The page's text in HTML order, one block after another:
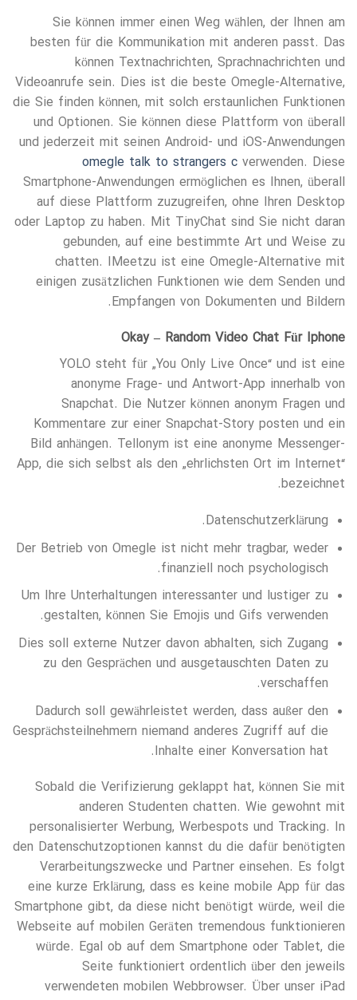
Sie können immer einen Weg wählen, der Ihnen am
besten für die Kommunikation mit anderen passt. Das
können Textnachrichten, Sprachnachrichten und
Videoanrufe sein. Dies ist die beste Omegle-Alternative,
die Sie finden können, mit solch erstaunlichen Funktionen
und Optionen. Sie können diese Plattform von überall
und jederzeit mit seinen Android- und iOS-Anwendungen
omegle talk to strangers c verwenden. Diese
Smartphone-Anwendungen ermöglichen es Ihnen, überall
auf diese Plattform zuzugreifen, ohne Ihren Desktop
oder Laptop zu haben. Mit TinyChat sind Sie nicht daran
gebunden, auf eine bestimmte Art und Weise zu
chatten. IMeetzu ist eine Omegle-Alternative mit
einigen zusätzlichen Funktionen wie dem Senden und
Empfangen von Dokumenten und Bildern.
Okay – Random Video Chat Für Iphone
YOLO steht für „You Only Live Once“ und ist eine
anonyme Frage- und Antwort-App innerhalb von
Snapchat. Die Nutzer können anonym Fragen und
Kommentare zur einer Snapchat-Story posten und ein
Bild anhängen. Tellonym ist eine anonyme Messenger-
App, die sich selbst als den „ehrlichsten Ort im Internet“
bezeichnet.
Datenschutzerklärung.
Der Betrieb von Omegle ist nicht mehr tragbar, weder
finanziell noch psychologisch.
Um Ihre Unterhaltungen interessanter und lustiger zu
gestalten, können Sie Emojis und Gifs verwenden.
Dies soll externe Nutzer davon abhalten, sich Zugang
zu den Gesprächen und ausgetauschten Daten zu
verschaffen.
Dadurch soll gewährleistet werden, dass außer den
Gesprächsteilnehmern niemand anderes Zugriff auf die
Inhalte einer Konversation hat.
Sobald die Verifizierung geklappt hat, können Sie mit
anderen Studenten chatten. Wie gewohnt mit
personalisierter Werbung, Werbespots und Tracking. In
den Datenschutzoptionen kannst du die dafür benötigten
Verarbeitungszwecke und Partner einsehen. Es folgt
eine kurze Erklärung, dass es keine mobile App für das
Smartphone gibt, da diese nicht benötigt würde, weil die
Webseite auf mobilen Geräten tremendous funktionieren
würde. Egal ob auf dem Smartphone oder Tablet, die
Seite funktioniert ordentlich über den jeweils
verwendeten mobilen Webbrowser. Über unser iPad